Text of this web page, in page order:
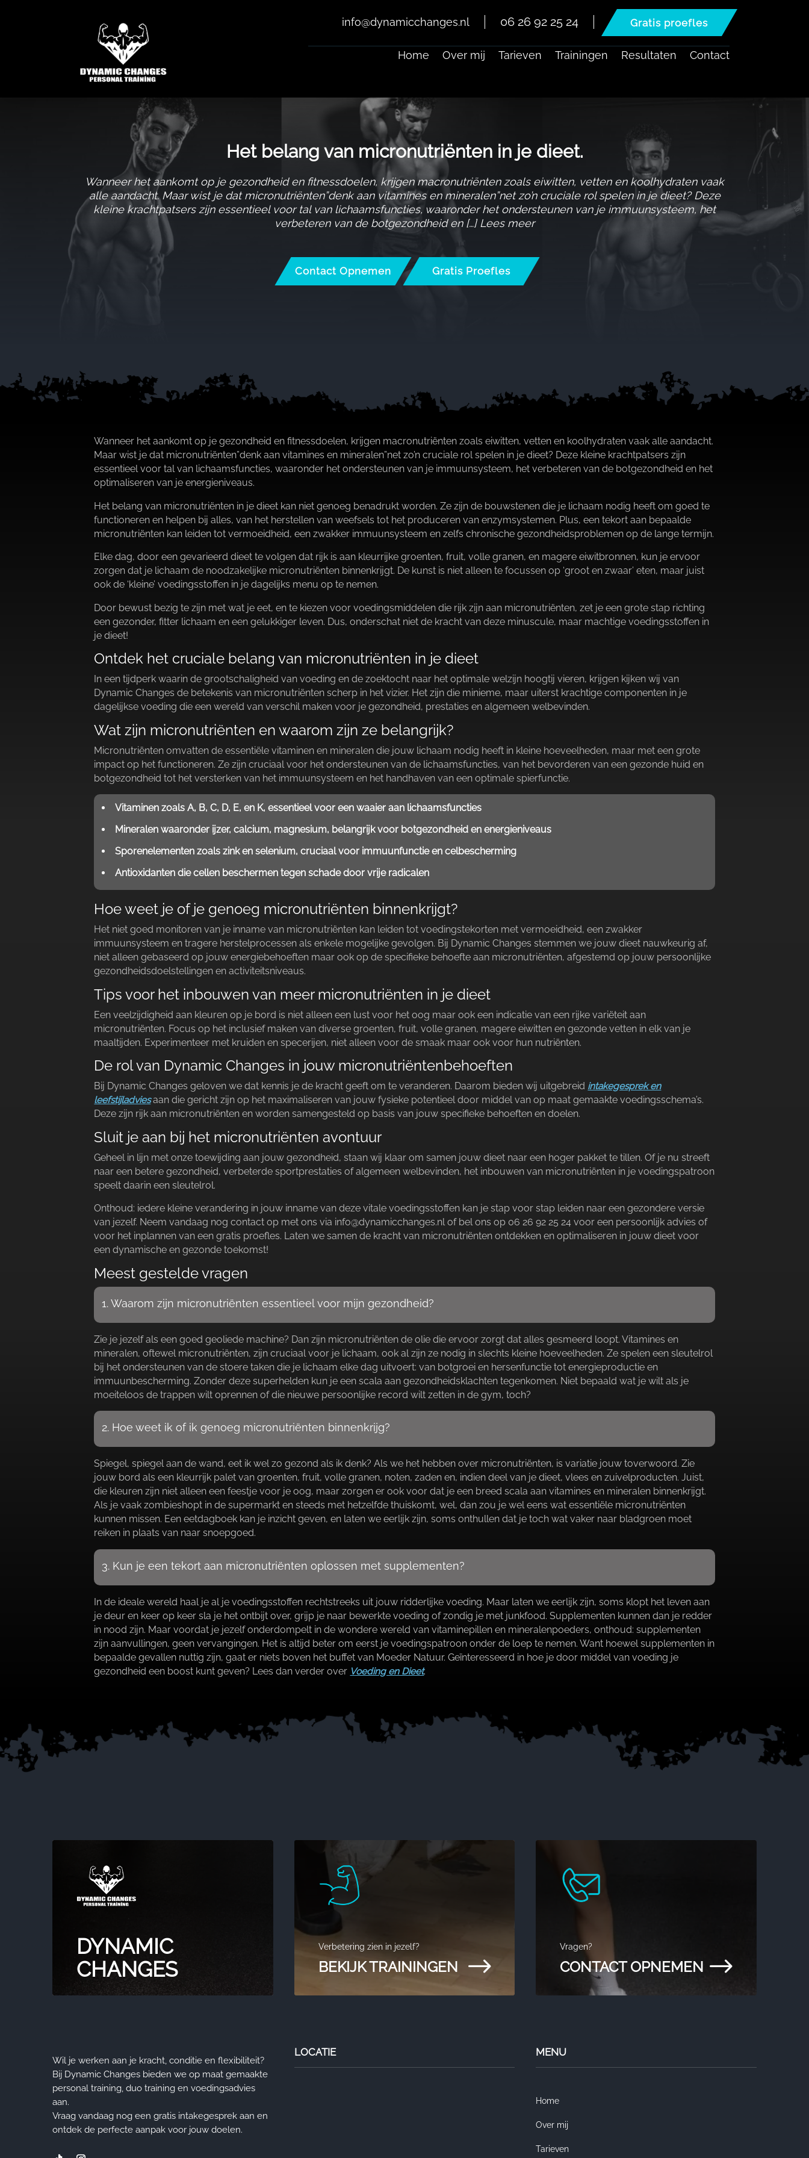
Gratis proefles
06 26 92 25 24
info@dynamicchanges.nl
Home Over mij Tarieven Trainingen Resultaten Contact
Het belang van micronutriënten in je dieet.​
Wanneer het aankomt op je gezondheid en fitnessdoelen, krijgen macronutriënten zoals eiwitten, vetten en koolhydraten vaak
alle aandacht.​ Maar wist je dat micronutriënten”denk aan vitamines en mineralen”net zo’n cruciale rol spelen in je dieet? Deze
kleine krachtpatsers zijn essentieel voor tal van lichaamsfuncties, waaronder het ondersteunen van je immuunsysteem, het
verbeteren van de botgezondheid en […] Lees meer
Contact Opnemen Gratis Proefles
Wanneer het aankomt op je gezondheid en fitnessdoelen, krijgen macronutriënten zoals eiwitten, vetten en koolhydraten vaak alle aandacht.​
Maar wist je dat micronutriënten”denk aan vitamines en mineralen”net zo’n cruciale rol spelen in je dieet? Deze kleine krachtpatsers zijn
essentieel voor tal van lichaamsfuncties, waaronder het ondersteunen van je immuunsysteem, het verbeteren van de botgezondheid en het
optimaliseren van je energieniveaus.​
Het belang van micronutriënten in je dieet kan niet genoeg benadrukt worden.​ Ze zijn de bouwstenen die je lichaam nodig heeft om goed te
functioneren en helpen bij alles, van het herstellen van weefsels tot het produceren van enzymsystemen.​ Plus, een tekort aan bepaalde
micronutriënten kan leiden tot vermoeidheid, een zwakker immuunsysteem en zelfs chronische gezondheidsproblemen op de lange termijn.​
Elke dag, door een gevarieerd dieet te volgen dat rijk is aan kleurrijke groenten, fruit, volle granen, en magere eiwitbronnen, kun je ervoor
zorgen dat je lichaam de noodzakelijke micronutriënten binnenkrijgt.​ De kunst is niet alleen te focussen op ‘groot en zwaar’ eten, maar juist
ook de ‘kleine’ voedingsstoffen in je dagelijks menu op te nemen.​
Door bewust bezig te zijn met wat je eet, en te kiezen voor voedingsmiddelen die rijk zijn aan micronutriënten, zet je een grote stap richting
een gezonder, fitter lichaam en een gelukkiger leven.​ Dus, onderschat niet de kracht van deze minuscule, maar machtige voedingsstoffen in
je dieet!
Ontdek het cruciale belang van micronutriënten in je dieet
In een tijdperk waarin de grootschaligheid van voeding en de zoektocht naar het optimale welzijn hoogtij vieren, krijgen kijken wij van
Dynamic Changes de betekenis van micronutriënten scherp in het vizier.​ Het zijn die minieme, maar uiterst krachtige componenten in je
dagelijkse voeding die een wereld van verschil maken voor je gezondheid, prestaties en algemeen welbevinden.​
Wat zijn micronutriënten en waarom zijn ze belangrijk?
Micronutriënten omvatten de essentiële vitaminen en mineralen die jouw lichaam nodig heeft in kleine hoeveelheden, maar met een grote
impact op het functioneren.​ Ze zijn cruciaal voor het ondersteunen van de lichaamsfuncties, van het bevorderen van een gezonde huid en
botgezondheid tot het versterken van het immuunsysteem en het handhaven van een optimale spierfunctie.​
Vitaminen zoals A, B, C, D, E, en K, essentieel voor een waaier aan lichaamsfuncties
Mineralen waaronder ijzer, calcium, magnesium, belangrijk voor botgezondheid en energieniveaus
Sporenelementen zoals zink en selenium, cruciaal voor immuunfunctie en celbescherming
Antioxidanten die cellen beschermen tegen schade door vrije radicalen
Hoe weet je of je genoeg micronutriënten binnenkrijgt?
Het niet goed monitoren van je inname van micronutriënten kan leiden tot voedingstekorten met vermoeidheid, een zwakker
immuunsysteem en tragere herstelprocessen als enkele mogelijke gevolgen.​ Bij Dynamic Changes stemmen we jouw dieet nauwkeurig af,
niet alleen gebaseerd op jouw energiebehoeften maar ook op de specifieke behoefte aan micronutriënten, afgestemd op jouw persoonlijke
gezondheidsdoelstellingen en activiteitsniveaus.​
Tips voor het inbouwen van meer micronutriënten in je dieet
Een veelzijdigheid aan kleuren op je bord is niet alleen een lust voor het oog maar ook een indicatie van een rijke variëteit aan
micronutriënten.​ Focus op het inclusief maken van diverse groenten, fruit, volle granen, magere eiwitten en gezonde vetten in elk van je
maaltijden.​ Experimenteer met kruiden en specerijen, niet alleen voor de smaak maar ook voor hun nutriënten.​
De rol van Dynamic Changes in jouw micronutriëntenbehoeften
Bij Dynamic Changes geloven we dat kennis je de kracht geeft om te veranderen.​ Daarom bieden wij uitgebreid intakegesprek en
leefstijladviesaan die gericht zijn op het maximaliseren van jouw fysieke potentieel door middel van op maat gemaakte voedingsschema’s.​
Deze zijn rijk aan micronutriënten en worden samengesteld op basis van jouw specifieke behoeften en doelen.​
Sluit je aan bij het micronutriënten avontuur
Geheel in lijn met onze toewijding aan jouw gezondheid, staan wij klaar om samen jouw dieet naar een hoger pakket te tillen.​ Of je nu streeft
naar een betere gezondheid, verbeterde sportprestaties of algemeen welbevinden, het inbouwen van micronutriënten in je voedingspatroon
speelt daarin een sleutelrol.​
Onthoud: iedere kleine verandering in jouw inname van deze vitale voedingsstoffen kan je stap voor stap leiden naar een gezondere versie
van jezelf.​ Neem vandaag nog contact op met ons via info@dynamicchanges.​nl of bel ons op 06 26 92 25 24 voor een persoonlijk advies of
voor het inplannen van een gratis proefles.​ Laten we samen de kracht van micronutriënten ontdekken en optimaliseren in jouw dieet voor
een dynamische en gezonde toekomst!
Meest gestelde vragen
1.​ Waarom zijn micronutriënten essentieel voor mijn gezondheid?
Zie je jezelf als een goed geoliede machine? Dan zijn micronutriënten de olie die ervoor zorgt dat alles gesmeerd loopt.​ Vitamines en
mineralen, oftewel micronutriënten, zijn cruciaal voor je lichaam, ook al zijn ze nodig in slechts kleine hoeveelheden.​ Ze spelen een sleutelrol
bij het ondersteunen van de stoere taken die je lichaam elke dag uitvoert: van botgroei en hersenfunctie tot energieproductie en
immuunbescherming.​ Zonder deze superhelden kun je een scala aan gezondheidsklachten tegenkomen.​ Niet bepaald wat je wilt als je
moeiteloos de trappen wilt oprennen of die nieuwe persoonlijke record wilt zetten in de gym, toch?
2.​ Hoe weet ik of ik genoeg micronutriënten binnenkrijg?
Spiegel, spiegel aan de wand, eet ik wel zo gezond als ik denk? Als we het hebben over micronutriënten, is variatie jouw toverwoord.​ Zie
jouw bord als een kleurrijk palet van groenten, fruit, volle granen, noten, zaden en, indien deel van je dieet, vlees en zuivelproducten.​ Juist,
die kleuren zijn niet alleen een feestje voor je oog, maar zorgen er ook voor dat je een breed scala aan vitamines en mineralen binnenkrijgt.​
Als je vaak zombieshopt in de supermarkt en steeds met hetzelfde thuiskomt, wel, dan zou je wel eens wat essentiële micronutriënten
kunnen missen.​ Een eetdagboek kan je inzicht geven, en laten we eerlijk zijn, soms onthullen dat je toch wat vaker naar bladgroen moet
reiken in plaats van naar snoepgoed.​
3.​ Kun je een tekort aan micronutriënten oplossen met supplementen?
In de ideale wereld haal je al je voedingsstoffen rechtstreeks uit jouw ridderlijke voeding.​ Maar laten we eerlijk zijn, soms klopt het leven aan
je deur en keer op keer sla je het ontbijt over, grijp je naar bewerkte voeding of zondig je met junkfood.​ Supplementen kunnen dan je redder
in nood zijn.​ Maar voordat je jezelf onderdompelt in de wondere wereld van vitaminepillen en mineralenpoeders, onthoud: supplementen
zijn aanvullingen, geen vervangingen.​ Het is altijd beter om eerst je voedingspatroon onder de loep te nemen.​ Want hoewel supplementen in
bepaalde gevallen nuttig zijn, gaat er niets boven het buffet van Moeder Natuur.​ Geïnteresseerd in hoe je door middel van voeding je
gezondheid een boost kunt geven? Lees dan verder over Voeding en Dieet.​
DYNAMIC
CHANGES
Verbetering zien in jezelf?
BEKIJK TRAININGEN $
Vragen?
CONTACT OPNEMEN $
Wil je werken aan je kracht, conditie en flexibiliteit?
Bij Dynamic Changes bieden we op maat gemaakte
personal training, duo training en voedingsadvies
aan.
Vraag vandaag nog een gratis intakegesprek aan en
ontdek de perfecte aanpak voor jouw doelen.
LOCATIE MENU
Home
Over mij
Tarieven